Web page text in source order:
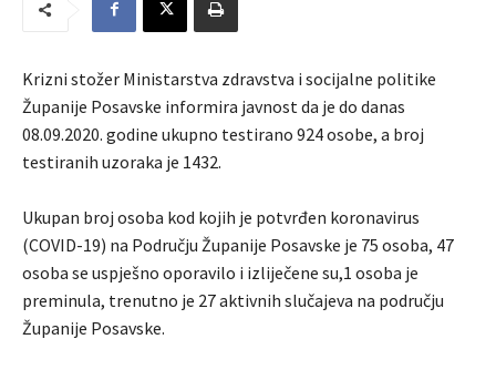
Krizni stožer Ministarstva zdravstva i socijalne politike
Županije Posavske informira javnost da je do danas
08.09.2020. godine ukupno testirano 924 osobe, a broj
testiranih uzoraka je 1432.
Ukupan broj osoba kod kojih je potvrđen koronavirus
(COVID-19) na Području Županije Posavske je 75 osoba, 47
osoba se uspješno oporavilo i izliječene su,1 osoba je
preminula, trenutno je 27 aktivnih slučajeva na području
Županije Posavske.